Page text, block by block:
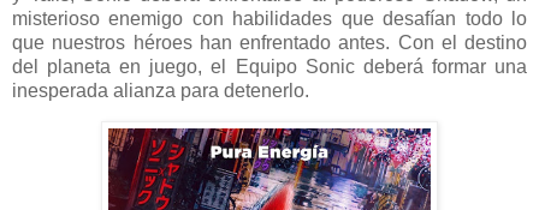
misterioso enemigo con habilidades que desafían todo lo
que nuestros héroes han enfrentado antes. Con el destino
del planeta en juego, el Equipo Sonic deberá formar una
inesperada alianza para detenerlo.